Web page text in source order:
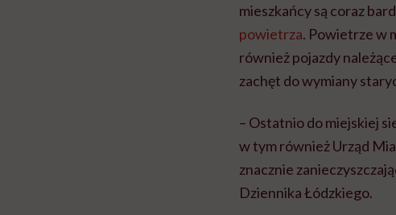
mieszkańcy są coraz
powietrza. Powietrze w
również pojazdy
zachęt do wymiany
– Ostatnio do miejskiej
w tym również Urząd
znacznie
Dziennika Łódzkiego.